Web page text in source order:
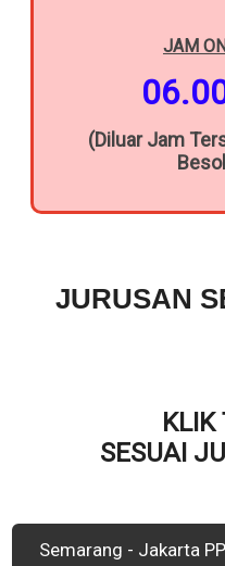
JAM
(Diluar Jam
JURUSAN
KLIK
SESUAI
Semarang - Jakarta PP